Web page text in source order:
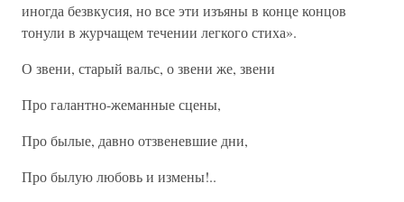
иногда безвкусия, но все эти изъяны в конце концов
тонули в журчащем течении легкого стиха».
О звени, старый вальс, о звени же, звени
Про галантно-жеманные сцены,
Про былые, давно отзвеневшие дни,
Про былую любовь и измены!..